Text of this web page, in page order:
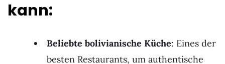
kann:
Beliebte bolivianische Küche: Eines der
besten Restaurants, um authentische